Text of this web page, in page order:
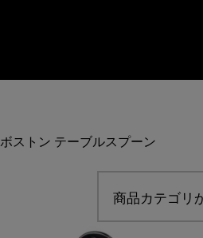
ボストン テーブルスプーン
商品カテゴリ